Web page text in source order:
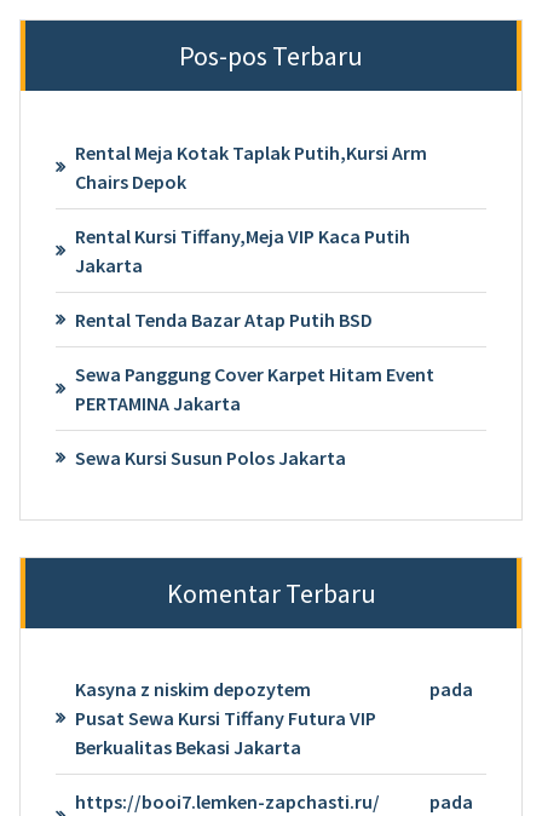
Pos-pos Terbaru
Rental Meja Kotak Taplak Putih,Kursi Arm
Chairs Depok
Rental Kursi Tiffany,Meja VIP Kaca Putih
Jakarta
Rental Tenda Bazar Atap Putih BSD
Sewa Panggung Cover Karpet Hitam Event
PERTAMINA Jakarta
Sewa Kursi Susun Polos Jakarta
Komentar Terbaru
Kasyna z niskim depozytem
pada
Pusat Sewa Kursi Tiffany Futura VIP
Berkualitas Bekasi Jakarta
https://booi7.lemken-zapchasti.ru/
pada